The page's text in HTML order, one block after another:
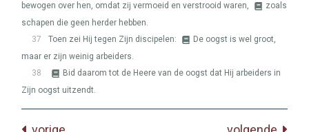
bewogen over hen, omdat zij vermoeid en verstrooid waren,
zoals
schapen die geen herder hebben.
37
Toen zei Hij tegen Zijn discipelen:
De oogst is wel groot,
maar er zijn weinig arbeiders.
38
Bid daarom tot de Heere van de oogst dat Hij arbeiders in
Zijn oogst uitzendt.